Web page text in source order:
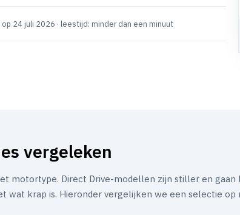
24 juli 2026 · leestijd: minder dan een minuut
vergeleken
motortype. Direct Drive-modellen zijn stiller en
krap is. Hieronder vergelijken we een selectie op